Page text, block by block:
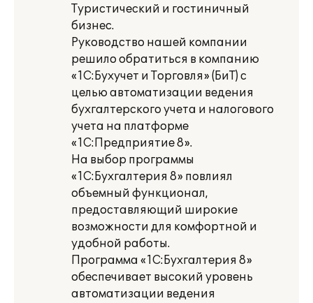
Туристический и гостиничный
бизнес.
Руководство нашей компании
решило обратиться в компанию
«1С:Бухучет и Торговля» (БиТ) с
целью автоматизации ведения
бухгалтерского учета и налогового
учета на платформе
«1С:Предприятие 8».
На выбор программы
«1С:Бухгалтерия 8» повлиял
объемный функционал,
предоставляющий широкие
возможности для комфортной и
удобной работы.
Программа «1С:Бухгалтерия 8»
обеспечивает высокий уровень
автоматизации ведения